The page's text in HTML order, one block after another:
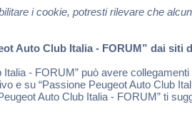
i cookie, potresti rilevare che
Auto Club Italia - FORUM” dai siti
Italia - FORUM” può avere
e su “Passione Peugeot Auto Club
Auto Club Italia - FORUM” ti